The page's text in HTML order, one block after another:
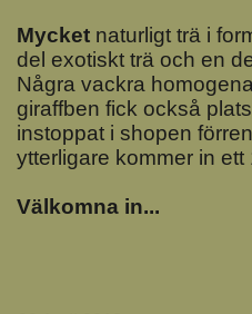
Mycket naturligt trä i
del exotiskt trä och en
Några vackra
giraffben fick också
instoppat i shopen
ytterligare kommer in ett
Välkomna in...